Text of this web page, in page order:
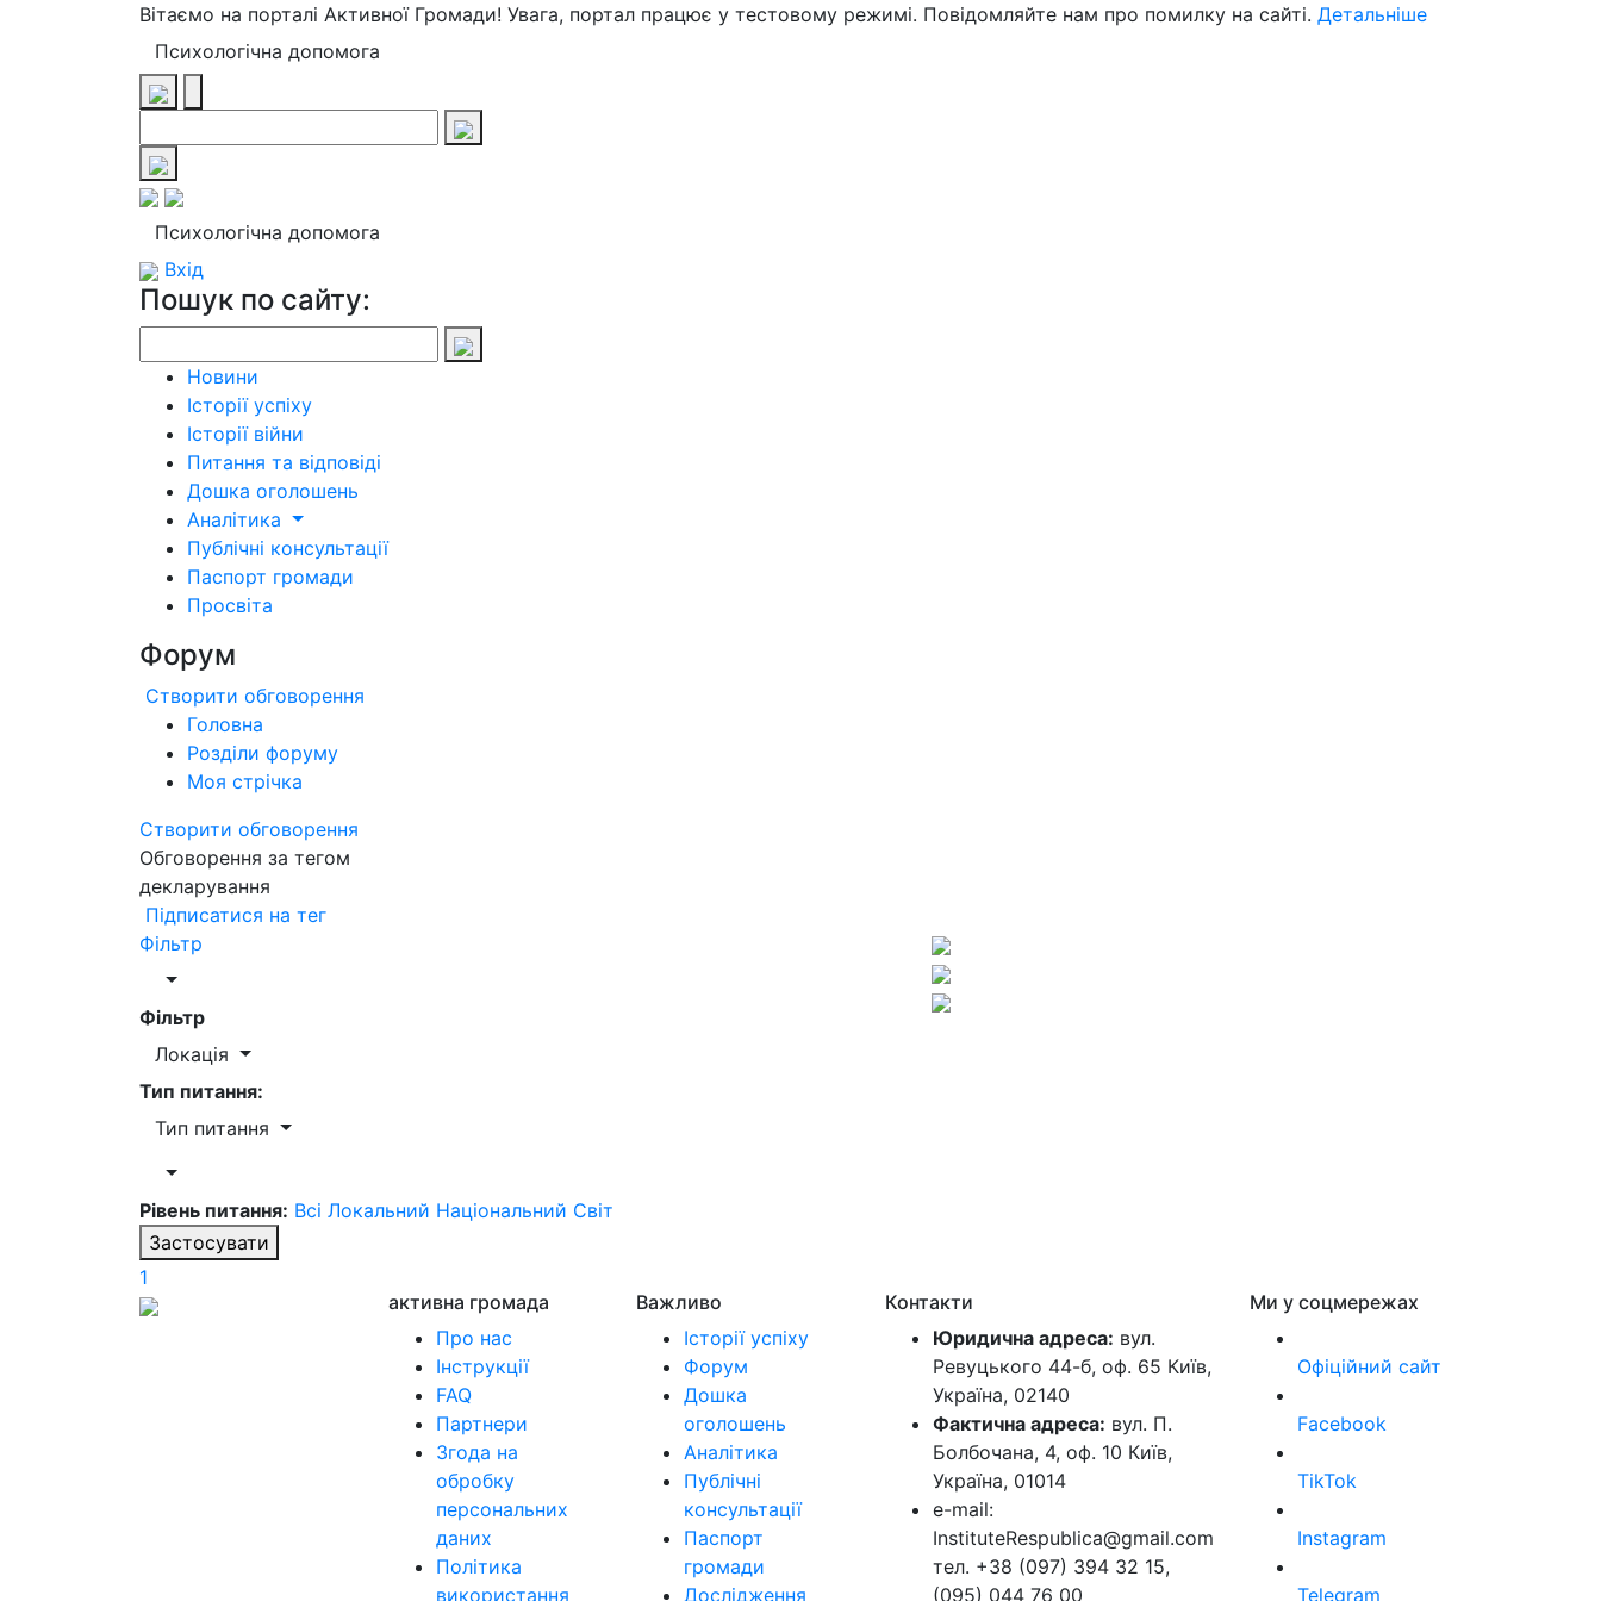
Вітаємо на порталі Активної Громади! Увага, портал працює у тестовому режимі. Повідомляйте нам про помилку на сайті. Детальніше
Психологічна допомога
Психологічна допомога
Вхід
Пошук по сайту:
Новини
Історії успіху
Історії війни
Питання та відповіді
Дошка оголошень
Аналітика
Публічні консультації
Паспорт громади
Просвіта
Форум
Створити обговорення
Головна
Розділи форуму
Моя стрічка
Створити обговорення
Обговорення за тегом
декларування
Підписатися на тег
Фільтр
Фільтр
Локація
Тип питання:
Тип питання
Рівень питання: Всі Локальний Національний Світ
Застосувати
1
активна громада
Про нас
Інструкції
FAQ
Партнери
Згода на
обробку
персональних
даних
Політика
використання
Важливо
Історії успіху
Форум
Дошка
оголошень
Аналітика
Публічні
консультації
Паспорт
громади
Дослідження
Контакти
Юридична адреса: вул.
Ревуцького 44-б, оф. 65 Київ,
Україна, 02140
Фактична адреса: вул. П.
Болбочана, 4, оф. 10 Київ,
Україна, 01014
e-mail:
InstituteRespublica@gmail.com
тел. +38 (097) 394 32 15,
(095) 044 76 00
Ми у соцмережах
Офіційний сайт
Facebook
TikTok
Instagram
Telegram